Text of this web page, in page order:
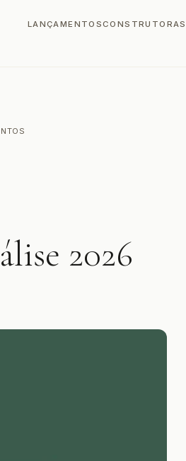
LANÇAMENTOSCONSTRUTORAS
2026